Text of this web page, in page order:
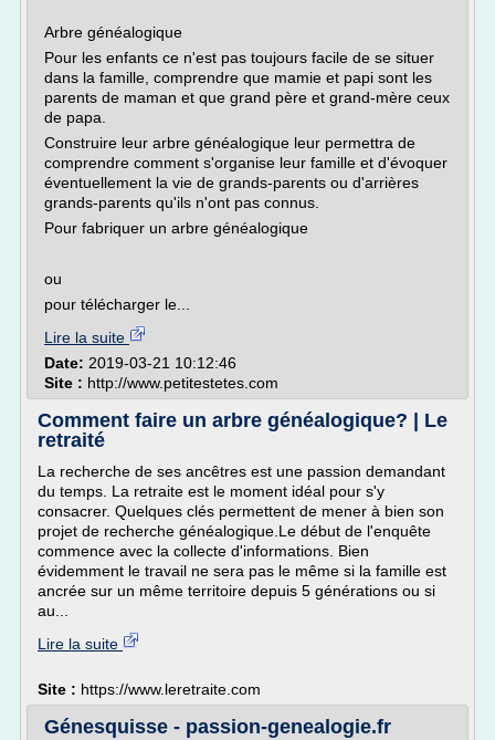
Arbre généalogique
Pour les enfants ce n'est pas toujours facile de se situer
dans la famille, comprendre que mamie et papi sont les
parents de maman et que grand père et grand-mère ceux
de papa.
Construire leur arbre généalogique leur permettra de
comprendre comment s'organise leur famille et d'évoquer
éventuellement la vie de grands-parents ou d'arrières
grands-parents qu'ils n'ont pas connus.
Pour fabriquer un arbre généalogique
ou
pour télécharger le...
Lire la suite
Date: 2019-03-21 10:12:46
Site : http://www.petitestetes.com
Comment faire un arbre généalogique? | Le
retraité
La recherche de ses ancêtres est une passion demandant
du temps. La retraite est le moment idéal pour s'y
consacrer. Quelques clés permettent de mener à bien son
projet de recherche généalogique.Le début de l'enquête
commence avec la collecte d'informations. Bien
évidemment le travail ne sera pas le même si la famille est
ancrée sur un même territoire depuis 5 générations ou si
au...
Lire la suite
Site : https://www.leretraite.com
Génesquisse - passion-genealogie.fr